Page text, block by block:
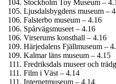
Stockholm Toy Museum –
Ljusdals­bygdens museum –
Falsterbo museum – 4.16
Spårvägsmuseet – 4.16
Virserums konsthall – 4.16
Härjedalens Fjällmuseum –
Kalmar läns museum – 4.15
Fredriksdals museer och
Film i Väst – 4.14
Internet­museum – 4.14